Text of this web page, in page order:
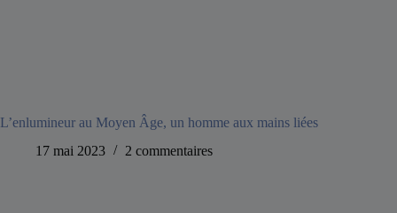
L’enlumineur au Moyen Âge, un homme aux mains liées
17 mai 2023
2 commentaires